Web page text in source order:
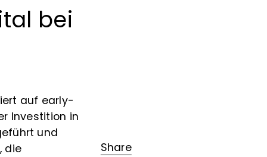
bei
auf early-
Investition in
und
die
Share